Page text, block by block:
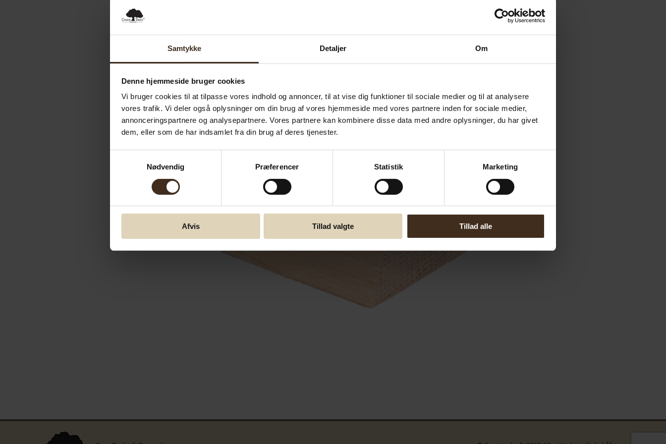
Samtykke Detaljer Om
Denne hjemmeside bruger cookies
Vi bruger cookies til at tilpasse vores indhold og annoncer, til at vise dig funktioner til sociale medier og til at analysere
vores trafik. Vi deler også oplysninger om din brug af vores hjemmeside med vores partnere inden for sociale medier,
annonceringspartnere og analysepartnere. Vores partnere kan kombinere disse data med andre oplysninger, du har givet
dem, eller som de har indsamlet fra din brug af deres tjenester.
Nødvendig
Præferencer Statistik Marketing
Afvis Tillad valgte Tillad alle